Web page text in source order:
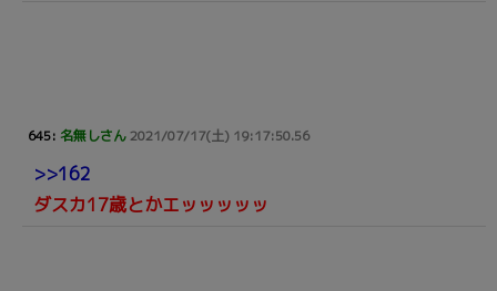
645: 名無しさん2021/07/17(土) 19:17:50.56
>>162
ダスカ17歳とかエッッッッッ